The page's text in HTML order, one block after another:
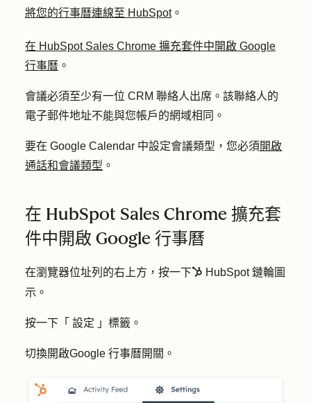
將您的行事曆連線至 HubSpot。
在 HubSpot Sales Chrome 擴充套件中開啟 Google
行事曆 。
會議必須至少有一位 CRM 聯絡人出席。該聯絡人的
電子郵件地址不能與您帳戶的網域相同。
要在 Google Calendar 中設定會議類型，您必須開啟
通話和會議類型 。
在 HubSpot Sales Chrome 擴充套
件中開啟 Google 行事曆
在瀏覽器位址列的右上方，按一下 sprocket HubSpot鏈輪圖
示 。
按一下「 設定 」標籤。
切換開啟Google 行事曆開關。